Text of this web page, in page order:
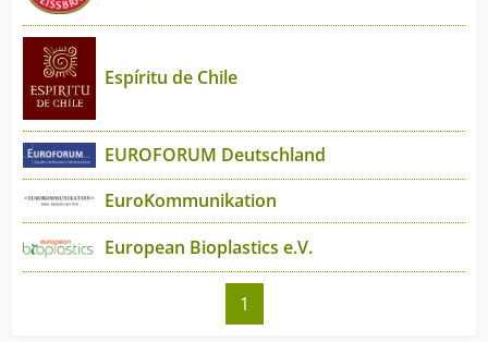
Espíritu de Chile
EUROFORUM Deutschland
EuroKommunikation
European Bioplastics e.V.
1